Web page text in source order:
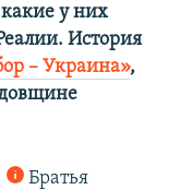
у них
История
– Украина»,
Братья